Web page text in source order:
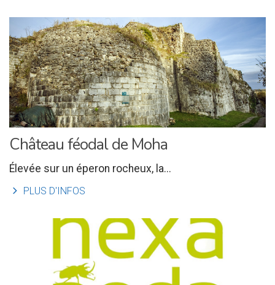
Château féodal de Moha
Élevée sur un éperon rocheux, la...
l PLUS D'INFOS